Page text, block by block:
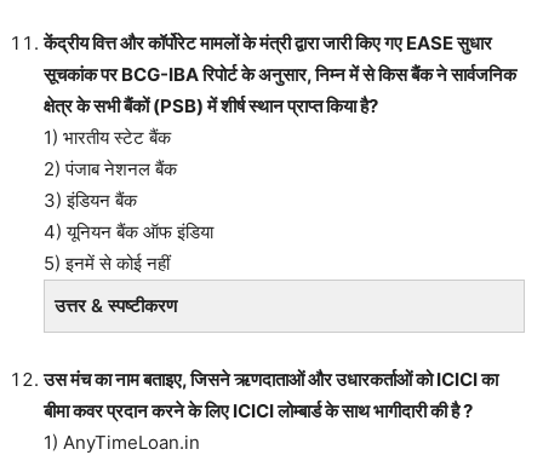
केंद्रीय वित्त और कॉर्पोरेट मामलों के मंत्री द्वारा जारी किए गए EASE सुधार
सूचकांक पर BCG-IBA रिपोर्ट के अनुसार, निम्न में से किस बैंक ने सार्वजनिक
क्षेत्र के सभी बैंकों (PSB) में शीर्ष स्थान प्राप्त किया है?
1) भारतीय स्टेट बैंक
2) पंजाब नेशनल बैंक
3) इंडियन बैंक
4) यूनियन बैंक ऑफ इंडिया
5) इनमें से कोई नहीं
उत्तर & स्पष्टीकरण
उस मंच का नाम बताइए, जिसने ऋणदाताओं और उधारकर्ताओं को ICICI का
बीमा कवर प्रदान करने के लिए ICICI लोम्बार्ड के साथ भागीदारी की है ?
1) AnyTimeLoan.in